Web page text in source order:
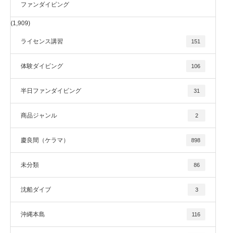
ファンダイビング
(1,909)
ライセンス講習 151
体験ダイビング 106
半日ファンダイビング 31
商品ジャンル 2
慶良間（ケラマ） 898
未分類 86
沈船ダイブ 3
沖縄本島 116